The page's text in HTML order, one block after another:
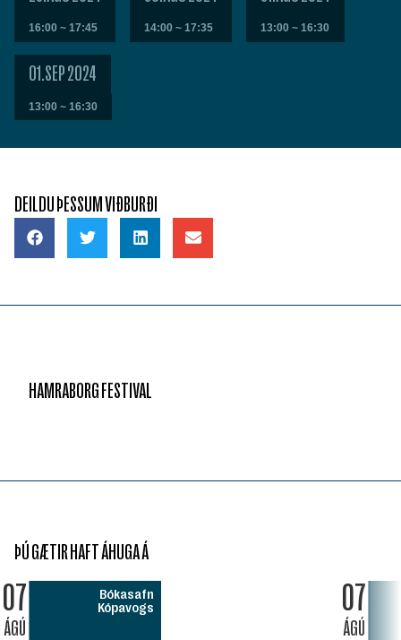
16:00 ~ 17:45 14:00 ~ 17:35 13:00 ~ 16:30
01.SEP 2024
13:00 ~ 16:30
DEILDU ÞESSUM VIÐBURÐI
HAMRABORG FESTIVAL
ÞÚ GÆTIR HAFT ÁHUGA Á
07
ÁGÚ
Bókasafn
Kópavogs
07
ÁGÚ